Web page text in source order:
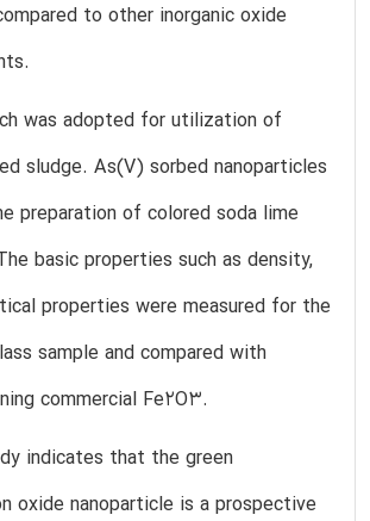
to other inorganic oxide
was adopted for utilization of
sludge. As(V) sorbed nanoparticles
preparation of colored soda lime
basic properties such as density,
properties were measured for the
sample and compared with
commercial Fe2O3.
indicates that the green
oxide nanoparticle is a prospective